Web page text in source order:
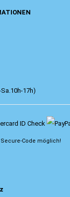
17h)
Secure-Code möglich!